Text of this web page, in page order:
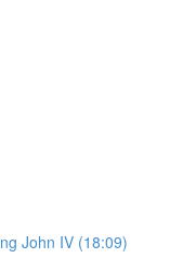
John IV (18:09)